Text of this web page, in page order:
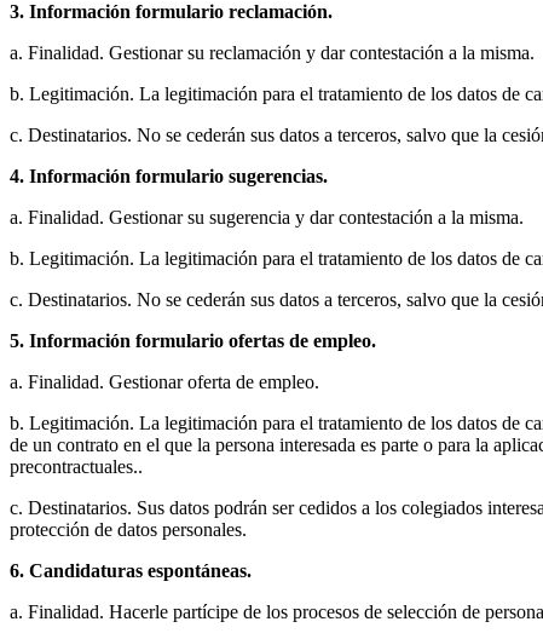
3. Información formulario reclamación.
a. Finalidad. Gestionar su reclamación y dar contestación a la misma.
b. Legitimación. La legitimación para el tratamiento de los datos de
c. Destinatarios. No se cederán sus datos a terceros, salvo que la
4. Información formulario sugerencias.
a. Finalidad. Gestionar su sugerencia y dar contestación a la misma.
b. Legitimación. La legitimación para el tratamiento de los datos de
c. Destinatarios. No se cederán sus datos a terceros, salvo que la
5. Información formulario ofertas de empleo.
a. Finalidad. Gestionar oferta de empleo.
b. Legitimación. La legitimación para el tratamiento de los datos de
de un contrato en el que la persona interesada es parte o para la
precontractuales..
c. Destinatarios. Sus datos podrán ser cedidos a los colegiados
protección de datos personales.
6. Candidaturas espontáneas.
a. Finalidad. Hacerle partícipe de los procesos de selección de